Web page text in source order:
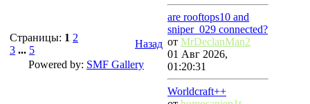
Страницы: 1 2
3 ... 5
Назад
Powered by: SMF Gallery
are rooftops10 and
sniper_029 connected?
от MrDeclanMan2
01 Авг 2026,
01:20:31
Worldcraft++